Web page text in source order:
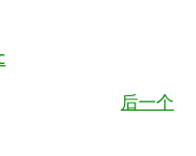
后一个